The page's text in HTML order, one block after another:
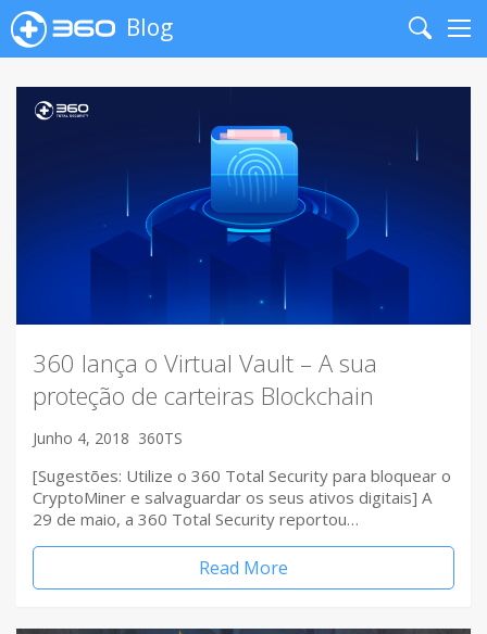
Blog
Search
360 lança o Virtual Vault – A sua
proteção de carteiras Blockchain
Junho 4, 2018 360TS
[Sugestões: Utilize o 360 Total Security para bloquear o
CryptoMiner e salvaguardar os seus ativos digitais] A
29 de maio, a 360 Total Security reportou…
Read More